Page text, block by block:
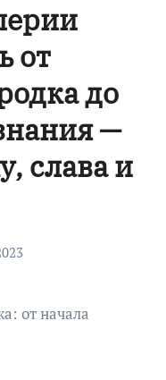
от
до
—
слава и